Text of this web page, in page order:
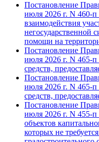
Постановление
июля 2026 г. N 460-
взаимодействия
негосударственной
помощи на
Постановление
июля 2026 г. N 465-
средств,
Постановление
июля 2026 г. N 465-
средств,
Постановление
июля 2026 г. N 455-
объектов
которых не